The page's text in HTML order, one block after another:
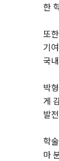
한
또
기
국
박
게
발
학
마